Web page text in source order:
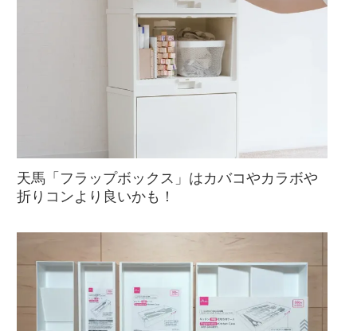
天馬「フラップボックス」はカバコやカラボや
折りコンより良いかも！